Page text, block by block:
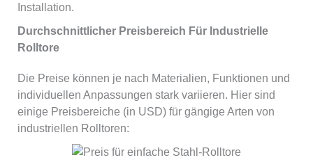
Installation.
Durchschnittlicher Preisbereich Für Industrielle
Rolltore
Die Preise können je nach Materialien, Funktionen und
individuellen Anpassungen stark variieren. Hier sind
einige Preisbereiche (in USD) für gängige Arten von
industriellen Rolltoren: